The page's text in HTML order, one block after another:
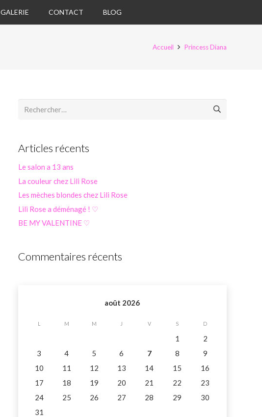
GALERIE CONTACT BLOG
Accueil Princess Diana
Rechercher :
Articles récents
Le salon a 13 ans
La couleur chez Lili Rose
Les mèches blondes chez Lili Rose
Lili Rose a déménagé ! ♡
BE MY VALENTINE ♡
Commentaires récents
août 2026
L M M J V S D
1
2
3
4 5 6 7 8
9
10
11 12 13 14 15
16
17
18 19 20 21 22
23
24
25 26 27 28 29
30
31